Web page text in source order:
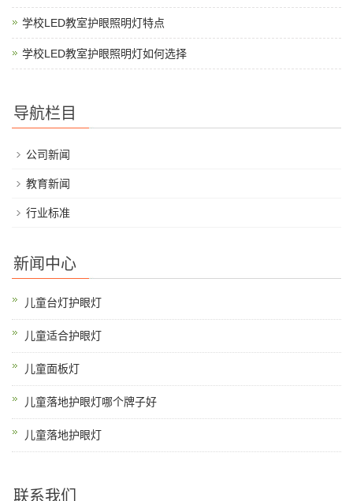
学校LED教室护眼照明灯特点
学校LED教室护眼照明灯如何选择
导航栏目
公司新闻
教育新闻
行业标准
新闻中心
儿童台灯护眼灯
儿童适合护眼灯
儿童面板灯
儿童落地护眼灯哪个牌子好
儿童落地护眼灯
联系我们